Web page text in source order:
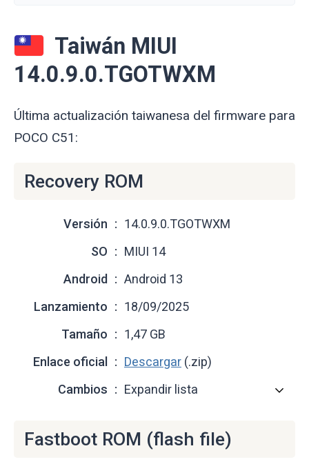
Taiwán MIUI
14.0.9.0.TGOTWXM
Última actualización taiwanesa del firmware para
POCO C51:
Recovery ROM
Versión
14.0.9.0.TGOTWXM
SO
MIUI 14
Android
Android 13
Lanzamiento
18/09/2025
Tamaño
1,47 GB
Enlace oficial
Descargar (.zip)
Cambios
Expandir lista
Fastboot ROM (flash file)